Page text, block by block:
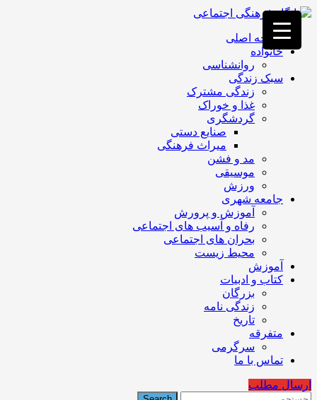
فصد
خون
غرب
تهران
خشکشویی
تصفیه
تهران
صفحه اصلی
خانواده
روانشناسی
سبک زندگی
زندگی مشترک
غذا و خوراک
گردشگری
صنایع دستی
میراث فرهنگی
مد و فشن
موسیقی
ورزش
جامعه شهری
آموزش و پرورش
رفاه و آسیب های اجتماعی
بحران های اجتماعی
محیط زیست
آموزش
کتاب و ادبیات
بزرگان
زندگی نامه
تاریخ
متفرقه
سرگرمی
تماس با ما
ارسال مطلب